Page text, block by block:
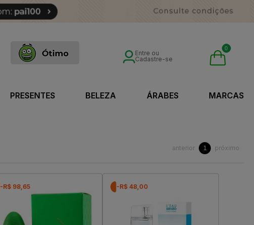
Entre ou
Cadastre-se
0
PRESENTES BELEZA ÁRABES MARCAS
anterior 1 próximo
-R$ 98,65 -R$ 48,00